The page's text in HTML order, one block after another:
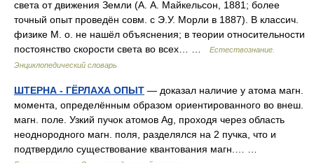
света от движения Земли (А. А. Майкельсон, 1881; более
точный опыт проведён совм. с Э.У. Морли в 1887). В классич.
физике М. о. не нашёл объяснения; в теории относительности
постоянство скорости света во всех… …
Естествознание.
Энциклопедический словарь
ШТЕРНА - ГЁРЛАХА ОПЫТ — доказал наличие у атома магн.
момента, определённым образом ориентированного во внеш.
магн. поле. Узкий пучок атомов Ag, проходя через область
неоднородного магн. поля, разделялся на 2 пучка, что и
подтвердило существование квантования магн.… …